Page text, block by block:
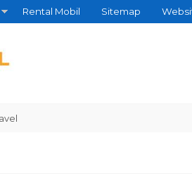
Rental Mobil Sitemap
datang Teman Manggis Travel